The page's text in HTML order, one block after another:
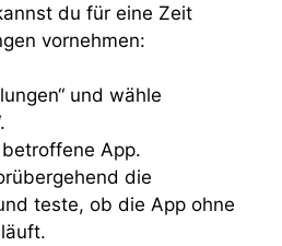
du für eine Zeit
vornehmen:
und wähle
App.
die
teste, ob die App ohne